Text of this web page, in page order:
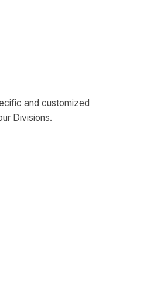
and customized
Divisions.